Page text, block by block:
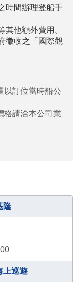
時間辦理登船手
他額外費用。
徵收之「國際觀
以訂位當時船公
格請洽本公司業
隆
上巡遊